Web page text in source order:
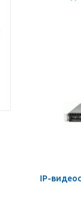
IP-